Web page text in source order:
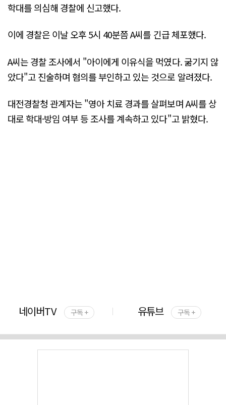
학대를 의심해 경찰에 신고했다.
이에 경찰은 이날 오후 5시 40분쯤 A씨를 긴급 체포했다.
A씨는 경찰 조사에서 "아이에게 이유식을 먹였다. 굶기지 않
았다"고 진술하며 혐의를 부인하고 있는 것으로 알려졌다.
대전경찰청 관계자는 "영아 치료 경과를 살펴보며 A씨를 상
대로 학대·방임 여부 등 조사를 계속하고 있다"고 밝혔다.
네이버TV 구독 + 유튜브 구독 +